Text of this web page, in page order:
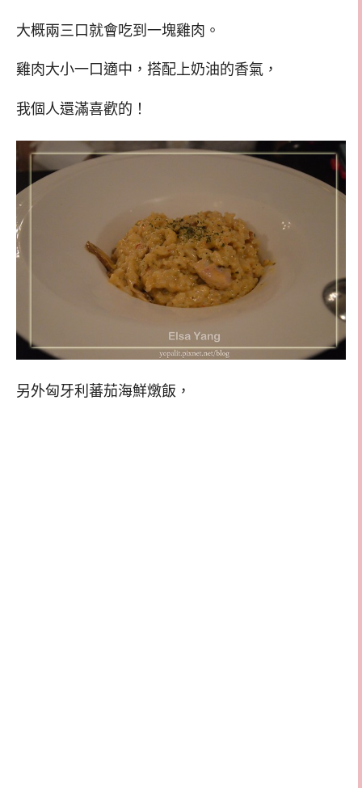
大概兩三口就會吃到一塊雞肉。
雞肉大小一口適中，搭配上奶油的香氣，
我個人還滿喜歡的！
另外匈牙利蕃茄海鮮燉飯，